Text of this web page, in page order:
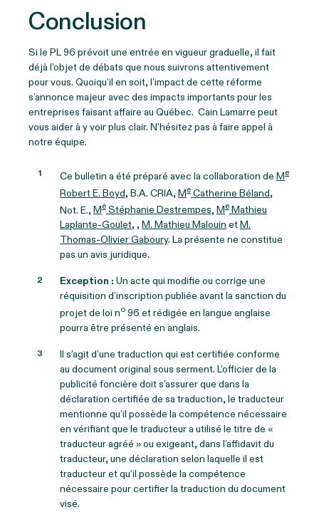
Conclusion
Si le PL 96 prévoit une entrée en vigueur graduelle, il fait
déjà l’objet de débats que nous suivrons attentivement
pour vous. Quoiqu’il en soit, l’impact de cette réforme
s’annonce majeur avec des impacts importants pour les
entreprises faisant affaire au Québec. Cain Lamarre peut
vous aider à y voir plus clair. N’hésitez pas à faire appel à
notre équipe.
Ce bulletin a été préparé avec la collaboration de Me
Robert E. Boyd, B.A. CRIA, Me Catherine Béland,
Not. E., Me Stéphanie Destrempes, Me Mathieu
Laplante-Goulet, , M. Mathieu Malouin etM.
Thomas-Olivier Gaboury. La présente ne constitue
pas un avis juridique.
Exception : Un acte qui modifie ou corrige une
réquisition d’inscription publiée avant la sanction du
projet de loi no 96 et rédigée en langue anglaise
pourra être présenté en anglais.
Il s’agit d’une traduction qui est certifiée conforme
au document original sous serment. L’officier de la
publicité foncière doit s’assurer que dans la
déclaration certifiée de sa traduction, le traducteur
mentionne qu’il possède la compétence nécessaire
en vérifiant que le traducteur a utilisé le titre de «
traducteur agréé » ou exigeant, dans l’affidavit du
traducteur, une déclaration selon laquelle il est
traducteur et qu’il possède la compétence
nécessaire pour certifier la traduction du document
visé.